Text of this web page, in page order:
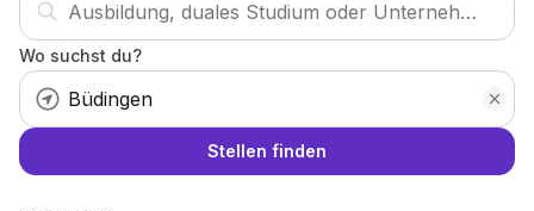
Wo suchst du?
Stellen finden